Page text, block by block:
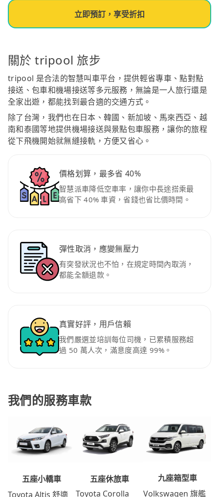
立即預訂，享受折扣
關於 tripool 旅步
tripool 是合法的智慧叫車平台，提供輕省專車、點對點
接送、包車和機場接送等多元服務，無論是一人旅行還是
全家出遊，都能找到最合適的交通方式。
除了台灣，我們也在日本、韓國、新加坡、馬來西亞、越
南和泰國等地提供機場接送與景點包車服務，讓你的旅程
從下飛機開始就無縫接軌，方便又省心。
價格划算，最多省 40%
智慧派車降低空車率，讓你中長途搭乘最
高省下 40% 車資，省錢也省比價時間。
彈性取消，應變無壓力
有突發狀況也不怕，在規定時間內取消，
都能全額退款。
真實好評，用戶信賴
我們嚴選並培訓每位司機，已累積服務超
過 50 萬人次，滿意度高達 99%。
我們的服務車款
五座小轎車
Toyota Altis 舒適
五座休旅車
Toyota Corolla
九座箱型車
Volkswagen 旗艦